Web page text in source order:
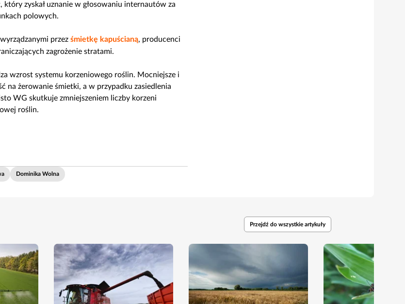
zyskał uznanie w głosowaniu internautów za
polowych.
przez śmietkę kapuścianą, producenci
zagrożenie stratami.
wzrost systemu korzeniowego roślin. Mocniejsze i
na żerowanie śmietki, a w przypadku zasiedlenia
WG skutkuje zmniejszeniem liczby korzeni
roślin.
Dominika Wolna
Przejdź do wszystkie artykuły